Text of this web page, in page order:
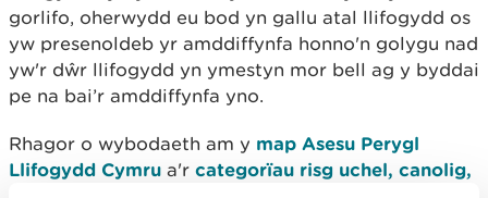
gorlifo, oherwydd eu bod yn gallu atal llifogydd os
yw presenoldeb yr amddiffynfa honno'n golygu nad
yw'r dŵr llifogydd yn ymestyn mor bell ag y byddai
pe na bai’r amddiffynfa yno.
Rhagor o wybodaeth am y map Asesu Perygl
Llifogydd Cymru a'r categorïau risg uchel, canolig,